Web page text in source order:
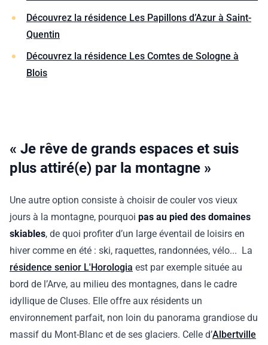
Découvrez la résidence Les Papillons d’Azur à Saint-
Quentin
Découvrez la résidence Les Comtes de Sologne à
Blois
« Je rêve de grands espaces et suis
plus attiré(e) par la montagne »
Une autre option consiste à choisir de couler vos vieux
jours à la montagne, pourquoi pas au pied des domaines
skiables, de quoi profiter d’un large éventail de loisirs en
hiver comme en été : ski, raquettes, randonnées, vélo... La
résidence senior L'Horologia est par exemple située au
bord de l’Arve, au milieu des montagnes, dans le cadre
idyllique de Cluses. Elle offre aux résidents un
environnement parfait, non loin du panorama grandiose du
massif du Mont-Blanc et de ses glaciers. Celle d’Albertville